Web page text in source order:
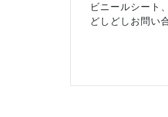
ビニールシート
どしどしお問い